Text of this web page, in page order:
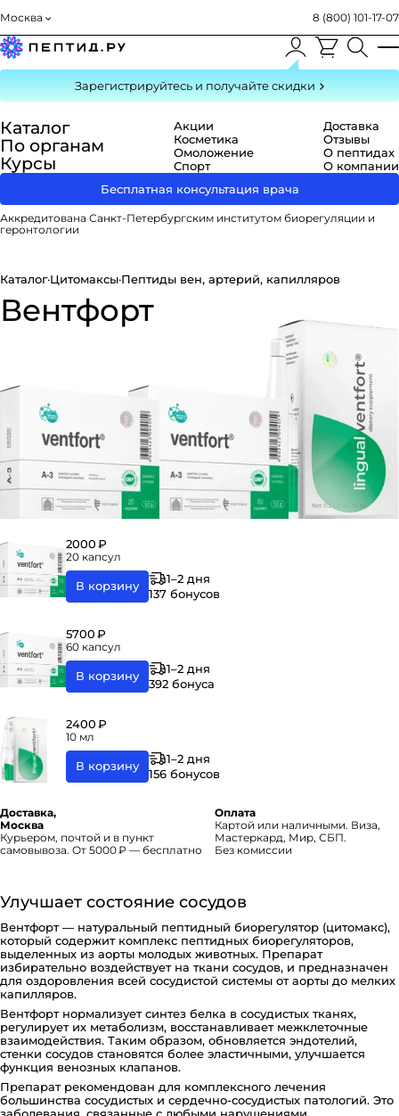
Москва 8 (800) 101-17-07
Зарегистрируйтесь и получайте скидки
Каталог
По органам
Курсы
Акции
Косметика
Омоложение
Спорт
Доставка
Отзывы
О пептидах
О компании
Бесплатная консультация врача
Аккредитована Санкт-Петербургским институтом биорегуляции и
геронтологии
Каталог·Цитомаксы·Пептиды вен, артерий, капилляров
Вентфорт
2000 ₽
20 капсул
В корзину
1–2 дня
137 бонусов
5700 ₽
60 капсул
В корзину
1–2 дня
392 бонуса
2400 ₽
10 мл
В корзину
1–2 дня
156 бонусов
Доставка,
Москва
Курьером, почтой и в пункт
самовывоза. От 5000 ₽ — бесплатно
Оплата
Картой или наличными. Виза,
Мастеркард, Мир, СБП.
Без комиссии
Улучшает состояние сосудов
Вентфорт — натуральный пептидный биорегулятор (цитомакс),
который содержит комплекс пептидных биорегуляторов,
выделенных из аорты молодых животных. Препарат
избирательно воздействует на ткани сосудов, и предназначен
для оздоровления всей сосудистой системы от аорты до мелких
капилляров.
Вентфорт нормализует синтез белка в сосудистых тканях,
регулирует их метаболизм, восстанавливает межклеточные
взаимодействия. Таким образом, обновляется эндотелий,
стенки сосудов становятся более эластичными, улучшается
функция венозных клапанов.
Препарат рекомендован для комплексного лечения
большинства сосудистых и сердечно-сосудистых патологий. Это